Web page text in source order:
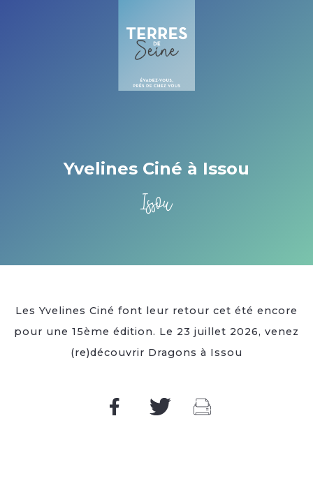
Yvelines Ciné à Issou
Issou
Les Yvelines Ciné font leur retour cet été encore
pour une 15ème édition. Le 23 juillet 2026, venez
(re)découvrir Dragons à Issou